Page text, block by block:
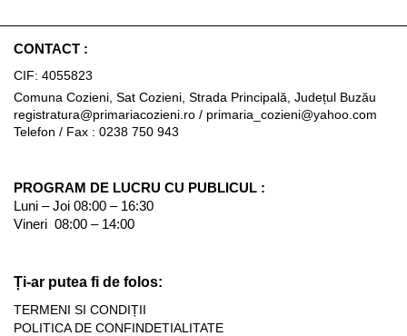
CONTACT :
CIF: 4055823
Comuna Cozieni, Sat Cozieni, Strada Principală, Județul Buzău
registratura@primariacozieni.ro / primaria_cozieni@yahoo.com
Telefon / Fax : 0238 750 943
PROGRAM DE LUCRU CU PUBLICUL :
Luni – Joi 08:00 – 16:30
Vineri 08:00 – 14:00
Ți-ar putea fi de folos:
TERMENI SI CONDIȚII
POLITICA DE CONFINDETIALITATE